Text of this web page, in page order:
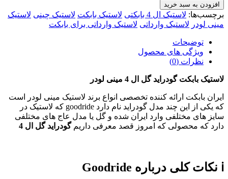
افزودن به سبد خرید
برچسب‌ها: لاستیک ال 4 بابکتی لاستیک بابکت لاستیک چینی لاستیک
مینی لودر لاستیک وارداتی لاستیک وارداتی برای بابکت
توضیحات
ویژگی های محصول
نظرات (0)
لاستیک بابکت گودراید گل ال 4 مینی لودر
ایران بابکت ارائه کننده تخصصی انواع برند لاستیک مینی لودر است
که یکی از این چند مدل گودراید نام دارد goodride که لاستیک در
سایز های مختلفی وارد ایران شده و گل یا مدل عاج های مختلفی
دارد که محصولی که امروز قصد معرفی داریمگودراید گل ال 4
ℹ️ نکات کلی درباره Goodride